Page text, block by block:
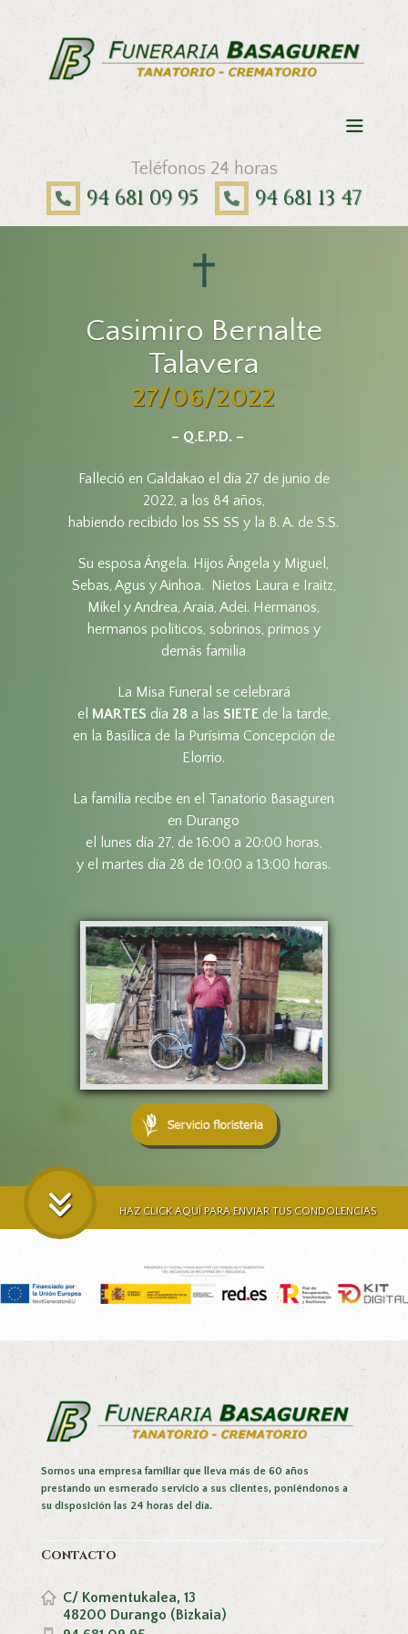
Teléfonos 24 horas
94 681 09 95 94 681 13 47
Casimiro Bernalte
Talavera
27/06/2022
– Q.E.P.D. –
Falleció en Galdakao el día 27 de junio de
2022, a los 84 años,
habiendo recibido los SS SS y la B. A. de S.S.
Su esposa Ángela. Hijos Ángela y Miguel,
Sebas, Agus y Ainhoa. Nietos Laura e Iraitz,
Mikel y Andrea, Araia, Adei. Hermanos,
hermanos políticos, sobrinos, primos y
demás familia
La Misa Funeral se celebrará
el MARTES día 28 a las SIETEde la tarde,
en la Basílica de la Purísima Concepción de
Elorrio.
La familia recibe en el Tanatorio Basaguren
en Durango
el lunes día 27, de 16:00 a 20:00 horas,
y el martes día 28 de 10:00 a 13:00 horas.
HAZ CLICK AQUÍ PARA ENVIAR TUS CONDOLENCIAS
Somos una empresa familiar que lleva más de 60 años
prestando un esmerado servicio a sus clientes, poniéndonos a
su disposición las 24 horas del día.
Contacto
C/ Komentukalea, 13
48200 Durango (Bizkaia)